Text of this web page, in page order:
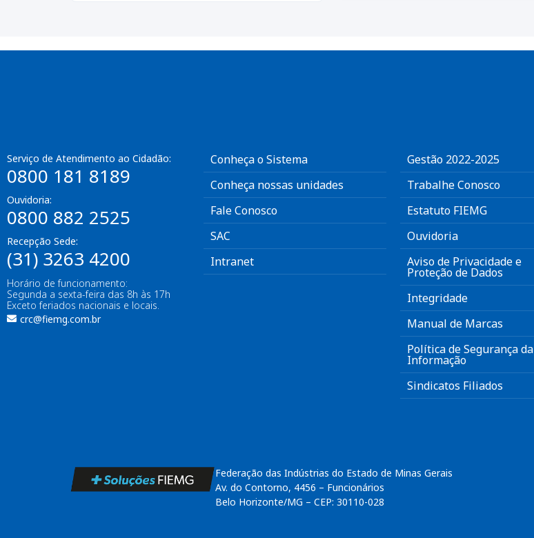
Serviço de Atendimento ao Cidadão:
0800 181 8189
Ouvidoria:
0800 882 2525
Recepção Sede:
(31) 3263 4200
Horário de funcionamento:
Segunda a sexta-feira das 8h às 17h
Exceto feriados nacionais e locais.
crc@fiemg.com.br
Conheça o Sistema
Conheça nossas unidades
Fale Conosco
SAC
Intranet
Gestão 2022-2025
Trabalhe Conosco
Estatuto FIEMG
Ouvidoria
Aviso de Privacidade e
Proteção de Dados
Integridade
Manual de Marcas
Política de Segurança da
Informação
Sindicatos Filiados
Federação das Indústrias do Estado de Minas Gerais
Av. do Contorno, 4456 – Funcionários
Belo Horizonte/MG – CEP: 30110-028